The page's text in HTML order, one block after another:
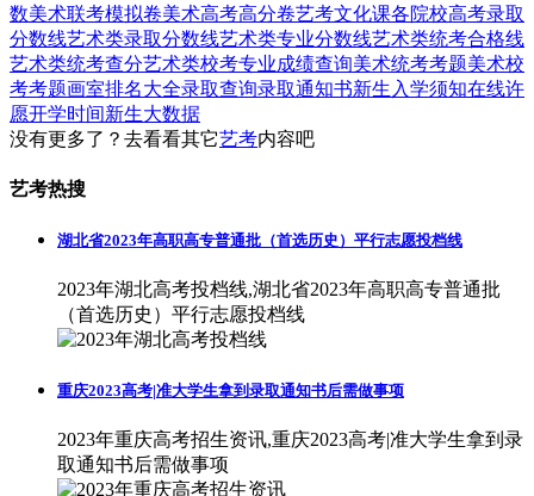
数美术联考模拟卷美术高考高分卷艺考文化课各院校高考录取
分数线艺术类录取分数线艺术类专业分数线艺术类统考合格线
艺术类统考查分艺术类校考专业成绩查询美术统考考题美术校
考考题画室排名大全录取查询录取通知书新生入学须知在线许
愿开学时间新生大数据
没有更多了？去看看其它艺考内容吧
艺考热搜
湖北省2023年高职高专普通批（首选历史）平行志愿投档线
2023年湖北高考投档线,湖北省2023年高职高专普通批
（首选历史）平行志愿投档线
重庆2023高考|准大学生拿到录取通知书后需做事项
2023年重庆高考招生资讯,重庆2023高考|准大学生拿到录
取通知书后需做事项